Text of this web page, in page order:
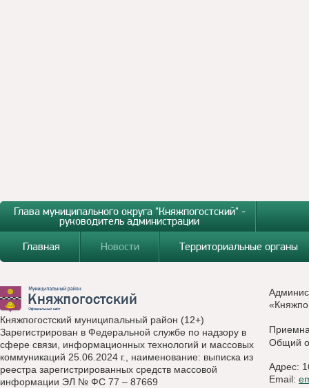
Глава муниципального округа "Княжпогостский" -
руководитель администрации
Главная
Новости Территориальные органы
Княжпогостский муниципальный район (12+)
Зарегистрирован в Федеральной службе по надзору в
сфере связи, информационных технологий и массовых
коммуникаций 25.06.2024 г., наименование: выписка из
реестра зарегистрированных средств массовой
информации ЭЛ № ФС 77 – 87669
Общий
Адрес:
Email: